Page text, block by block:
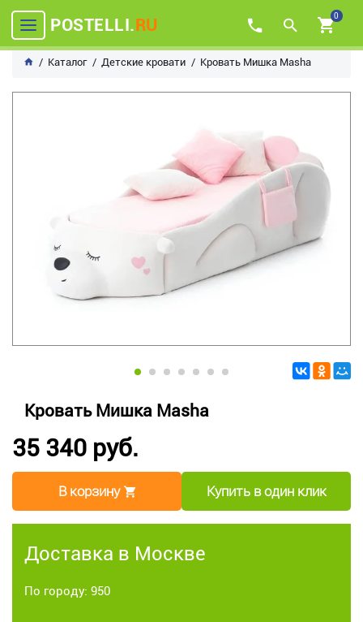
POSTELLI.RU 0
Каталог Детские кровати Кровать Мишка Masha
Кровать Мишка Masha
35 340 руб.
В корзину Купить в один клик
Доставка в Москве
По городу: 950